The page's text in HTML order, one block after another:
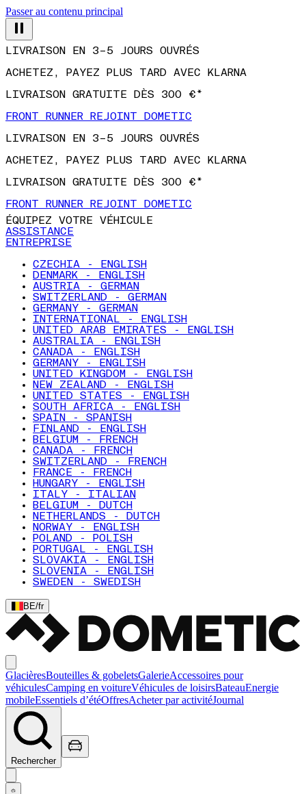
Passer au contenu principal
ACHETEZ, PAYEZ PLUS TARD AVEC KLARNA
LIVRAISON GRATUITE DÈS 300 €*
FRONT RUNNER REJOINT DOMETIC
LIVRAISON EN 3–5 JOURS OUVRÉS
ACHETEZ, PAYEZ PLUS TARD AVEC KLARNA
LIVRAISON GRATUITE DÈS 300 €*
FRONT RUNNER REJOINT DOMETIC
ÉQUIPEZ VOTRE VÉHICULE
ASSISTANCE
ENTREPRISE
CZECHIA - ENGLISH
DENMARK - ENGLISH
AUSTRIA - GERMAN
SWITZERLAND - GERMAN
GERMANY - GERMAN
INTERNATIONAL - ENGLISH
UNITED ARAB EMIRATES - ENGLISH
AUSTRALIA - ENGLISH
CANADA - ENGLISH
GERMANY - ENGLISH
UNITED KINGDOM - ENGLISH
NEW ZEALAND - ENGLISH
UNITED STATES - ENGLISH
SOUTH AFRICA - ENGLISH
SPAIN - SPANISH
FINLAND - ENGLISH
BELGIUM - FRENCH
CANADA - FRENCH
SWITZERLAND - FRENCH
FRANCE - FRENCH
HUNGARY - ENGLISH
ITALY - ITALIAN
BELGIUM - DUTCH
NETHERLANDS - DUTCH
NORWAY - ENGLISH
POLAND - POLISH
PORTUGAL - ENGLISH
SLOVAKIA - ENGLISH
SLOVENIA - ENGLISH
SWEDEN - SWEDISH
BE/fr
GlacièresBouteilles & gobeletsGalerieAccessoires pour
véhiculesCamping en voitureVéhicules de loisirsBateauEnergie
mobileEssentiels d’étéOffresAcheter par activitéJournal
Rechercher